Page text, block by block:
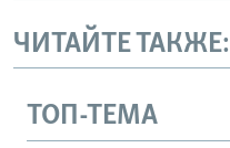
ЧИТАЙТЕ ТАКЖЕ:
ТОП-ТЕМА